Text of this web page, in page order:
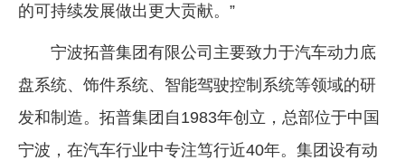
的可持续发展做出更大贡献。”
宁波拓普集团有限公司主要致力于汽车动力底
盘系统、饰件系统、智能驾驶控制系统等领域的研
发和制造。拓普集团自1983年创立，总部位于中国
宁波，在汽车行业中专注笃行近40年。集团设有动